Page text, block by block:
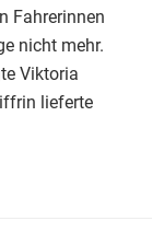
Fahrerinnen
nicht mehr.
Viktoria
lieferte